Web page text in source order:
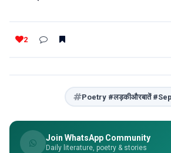
2
Poetry #लड़कीऔरबातें
Join WhatsApp Community
Daily literature, poetry & stories